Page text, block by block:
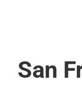
San